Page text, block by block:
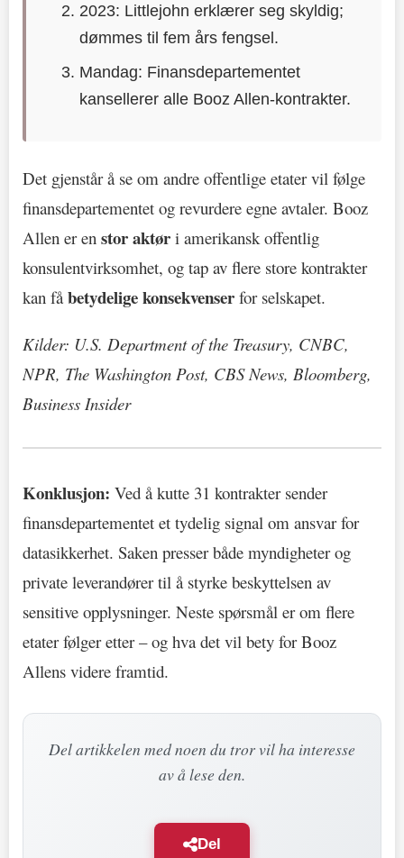
2023: Littlejohn erklærer seg skyldig;
dømmes til fem års fengsel.
Mandag: Finansdepartementet
kansellerer alle Booz Allen-kontrakter.
Det gjenstår å se om andre offentlige etater vil følge
finansdepartementet og revurdere egne avtaler. Booz
Allen er en stor aktør i amerikansk offentlig
konsulentvirksomhet, og tap av flere store kontrakter
kan fåbetydelige konsekvenser for selskapet.
Kilder: U.S. Department of the Treasury, CNBC,
NPR, The Washington Post, CBS News, Bloomberg,
Business Insider
Konklusjon: Ved å kutte 31 kontrakter sender
finansdepartementet et tydelig signal om ansvar for
datasikkerhet. Saken presser både myndigheter og
private leverandører til å styrke beskyttelsen av
sensitive opplysninger. Neste spørsmål er om flere
etater følger etter – og hva det vil bety for Booz
Allens videre framtid.
Del artikkelen med noen du tror vil ha interesse
av å lese den.
Del